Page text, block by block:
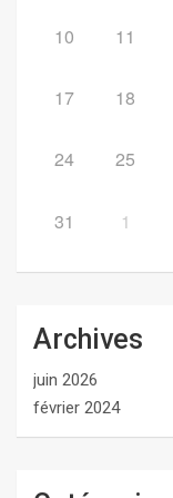
10 11
17 18
24 25
31 1
Archives
juin 2026
février 2024